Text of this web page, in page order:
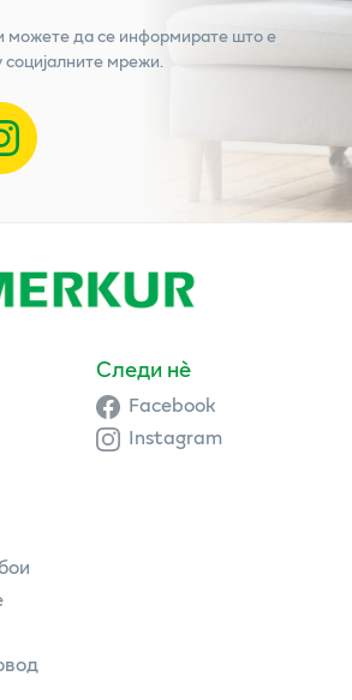
можете да се информирате што е
мрежи.
Следи нè
Facebook
Instagram